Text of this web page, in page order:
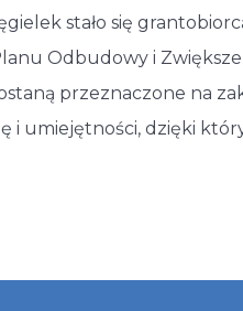
stało się
Odbudowy i
przeznaczone na
i umiejętności, dzięki